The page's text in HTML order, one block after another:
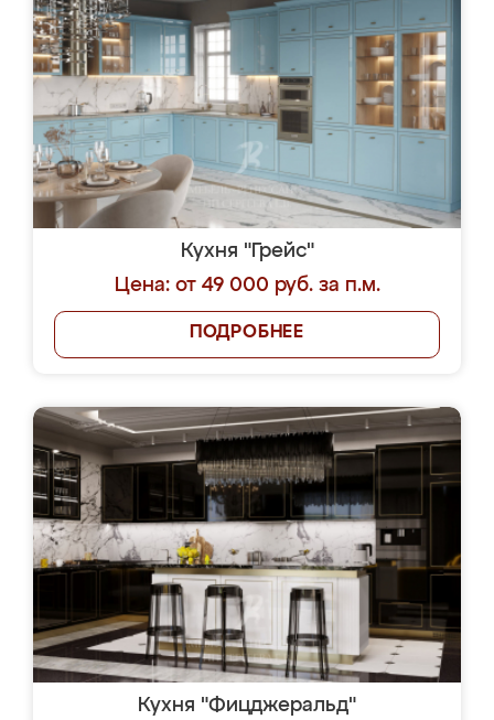
Кухня "Грейс"
Цена: от 49 000 руб. за п.м.
ПОДРОБНЕЕ
Кухня "Фицджеральд"